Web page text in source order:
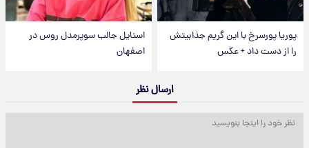
پوریا پورسرخ با این گریم جذابیتش
را از دست داد + عکس
استایل جالب سوپرمدل روس در
اصفهان
ارسال نظر